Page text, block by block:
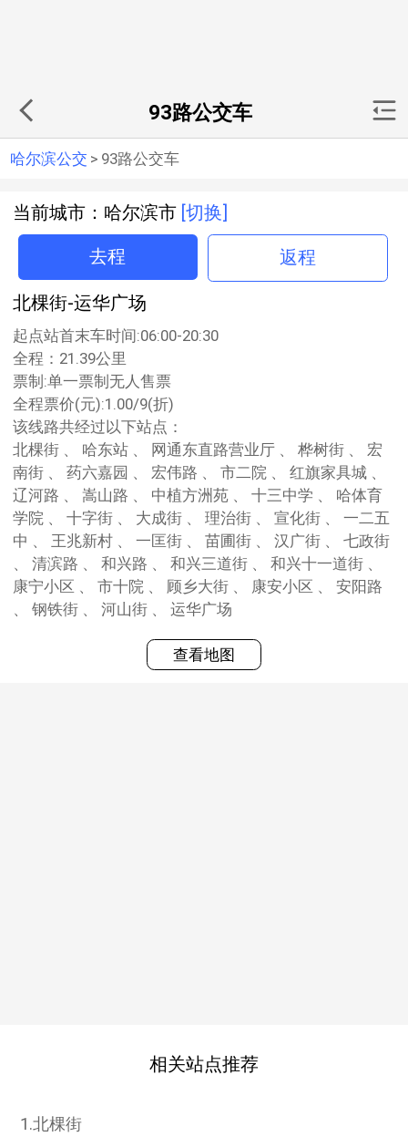
93路公交车
哈尔滨公交 > 93路公交车
当前城市：哈尔滨市 [切换]
去程 返程
北棵街-运华广场
起点站首末车时间:06:00-20:30
全程：21.39公里
票制:单一票制无人售票
全程票价(元):1.00/9(折)
该线路共经过以下站点：
北棵街 、 哈东站 、 网通东直路营业厅 、 桦树街 、 宏
南街 、 药六嘉园 、 宏伟路 、 市二院 、 红旗家具城 、
辽河路 、 嵩山路 、 中植方洲苑 、 十三中学 、 哈体育
学院 、 十字街 、 大成街 、 理治街 、 宣化街 、 一二五
中 、 王兆新村 、 一匡街 、 苗圃街 、 汉广街 、 七政街
、 清滨路 、 和兴路 、 和兴三道街 、 和兴十一道街 、
康宁小区 、 市十院 、 顾乡大街 、 康安小区 、 安阳路
、 钢铁街 、 河山街 、 运华广场
查看地图
相关站点推荐
1.北棵街